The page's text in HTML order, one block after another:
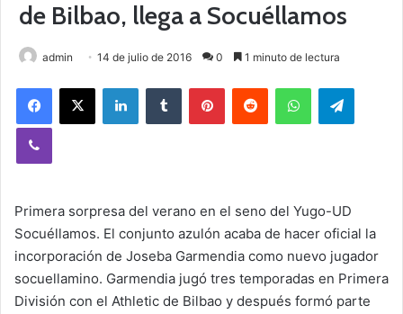
de Bilbao, llega a Socuéllamos
admin 14 de julio de 2016 0 1 minuto de lectura
Primera sorpresa del verano en el seno del Yugo-UD
Socuéllamos. El conjunto azulón acaba de hacer oficial la
incorporación de Joseba Garmendia como nuevo jugador
socuellamino. Garmendia jugó tres temporadas en Primera
División con el Athletic de Bilbao y después formó parte